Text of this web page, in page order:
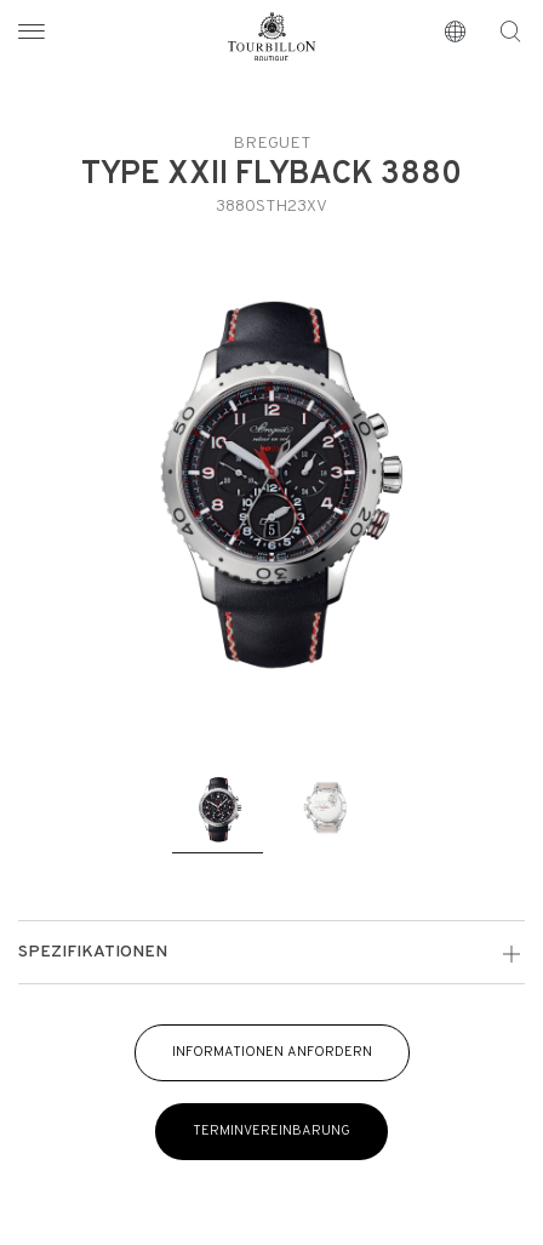
https://www.tourbillon.com/de
BREGUET
TYPE XXII FLYBACK 3880
3880STH23XV
SPEZIFIKATIONEN
INFORMATIONEN ANFORDERN
TERMINVEREINBARUNG